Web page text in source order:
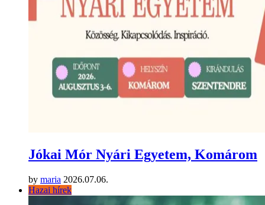
Jókai Mór Nyári Egyetem, Komárom
by maria 2026.07.06.
Hazai hírek